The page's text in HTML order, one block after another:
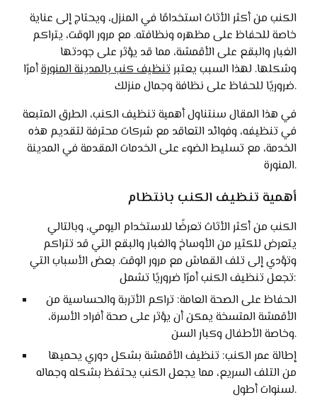
الكنب من أكثر الأثاث استخدامًا في المنزل، ويحتاج إلى عناية
خاصة للحفاظ على مظهره ونظافته. مع مرور الوقت، يتراكم
الغبار والبقع على الأقمشة، مما قد يؤثر على جودتها
وشكلها. لهذا السبب يعتبرتنظيف كنب بالمدينة المنورةأمرًا
ضروريًا للحفاظ على نظافة وجمال منزلك.
في هذا المقال سنتناول أهمية تنظيف الكنب، الطرق المتبعة
في تنظيفه، وفوائد التعاقد مع شركات محترفة لتقديم هذه
الخدمة، مع تسليط الضوء على الخدمات المقدمة في المدينة
المنورة.
أهمية تنظيف الكنب بانتظام
الكنب من أكثر الأثاث تعرضًا للاستخدام اليومي، وبالتالي
يتعرض للكثير من الأوساخ والغبار والبقع التي قد تتراكم
وتؤدي إلى تلف القماش مع مرور الوقت. بعض الأسباب التي
تجعل تنظيف الكنب أمرًا ضروريًا تشمل:
الحفاظ على الصحة العامة: تراكم الأتربة والحساسية من
الأقمشة المتسخة يمكن أن يؤثر على صحة أفراد الأسرة،
وخاصة الأطفال وكبار السن.
إطالة عمر الكنب: تنظيف الأقمشة بشكل دوري يحميها
من التلف السريع، مما يجعل الكنب يحتفظ بشكله وجماله
لسنوات أطول.